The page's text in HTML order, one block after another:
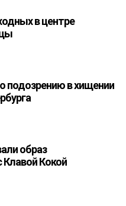
в центре
подозрению в хищении
образ
Клавой Кокой